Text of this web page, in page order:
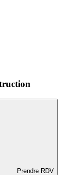
Prendre RDV